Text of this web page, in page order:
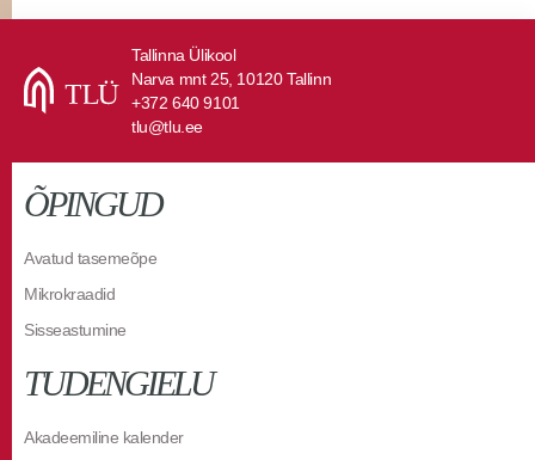
Tallinna Ülikool
Narva mnt 25, 10120 Tallinn
+372 640 9101
tlu@tlu.ee
ÕPINGUD
Avatud tasemeõpe
Mikrokraadid
Sisseastumine
TUDENGIELU
Akadeemiline kalender